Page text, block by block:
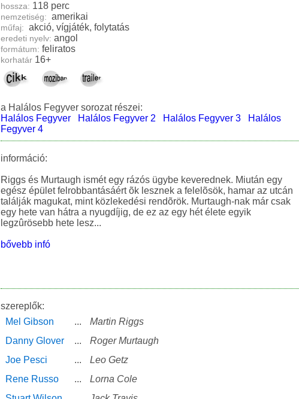
hossza: 118 perc
nemzetiség: amerikai
műfaj: akció, vígjáték, folytatás
eredeti nyelv: angol
formátum: feliratos
korhatár 16+
a Halálos Fegyver sorozat részei:
Halálos Fegyver
Halálos Fegyver 2 Halálos Fegyver 3
Halálos
Fegyver 4
információ:
Riggs és Murtaugh ismét egy rázós ügybe keverednek. Miután egy
egész épület felrobbantásáért õk lesznek a felelõsök, hamar az utcán
találják magukat, mint közlekedési rendõrök. Murtaugh-nak már csak
egy hete van hátra a nyugdíjig, de ez az egy hét élete egyik
bővebb infó
szereplők:
Mel Gibson
...
Martin Riggs
Danny Glover
...
Roger Murtaugh
Joe Pesci
...
Leo Getz
Rene Russo
...
Lorna Cole